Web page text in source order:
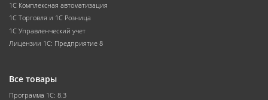
1С Комплексная автоматизация
1С Торговля и 1С Розница
1С Управленческий учет
Лицензии 1С: Предприятие 8
Все товары
Программа 1С: 8.3